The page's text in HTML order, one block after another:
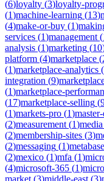
(6)loyalty (3)loyalty-
(1)machine-learning (13)
(4)make-or-buy (1)
services (1)management (
analysis (1)marketing (10
platform (4)marketplace (
(1)marketplace-analytics (
integration (9)
(1)marketplace-
(17)marketplace-selling (
(1)markets-pro (1)
(2)measurement (1)media
(2)membership-sites (3)
(2)messaging (1)metabase
(2)mexico (1)mfa (1)
(4)microsoft-365 (1)
market (3)middle-east (3)